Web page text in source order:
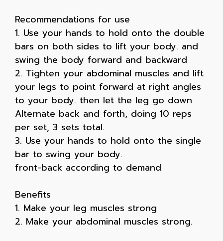
Recommendations for use
1. Use your hands to hold onto the double
bars on both sides to lift your body. and
swing the body forward and backward
2. Tighten your abdominal muscles and lift
your legs to point forward at right angles
to your body. then let the leg go down
Alternate back and forth, doing 10 reps
per set, 3 sets total.
3. Use your hands to hold onto the single
bar to swing your body.
front-back according to demand
Benefits
1. Make your leg muscles strong
2. Make your abdominal muscles strong.